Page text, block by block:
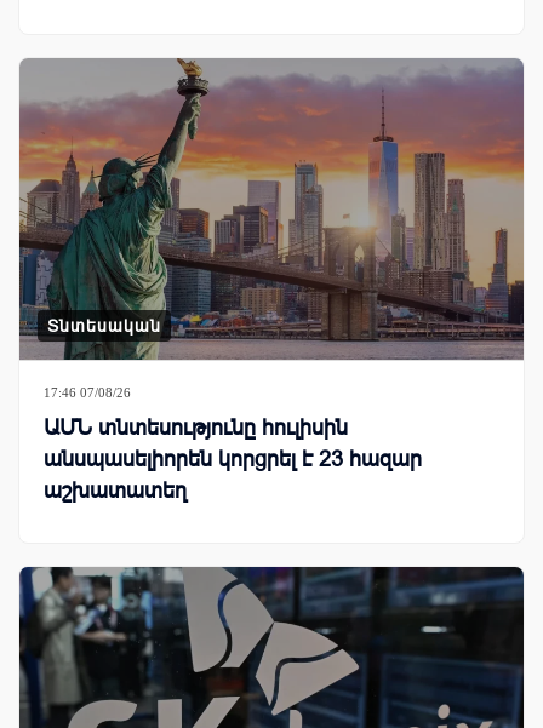
Տնտեսական
17:46 07/08/26
ԱՄՆ տնտեսությունը հուլիսին
անսպասելիորեն կորցրել է 23 հազար
աշխատատեղ